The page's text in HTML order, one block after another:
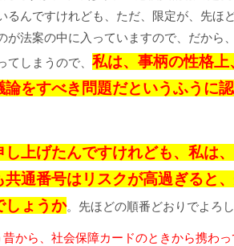
んですけれども、ただ、限定が、先ほ
法案の中に入っていますので、だから
しまうので、 私は、事柄の性格
をすべき問題だというふうに
上げたんですけれども、私は
通番号はリスクが高過ぎると
しょうか。先ほどの順番どおりでよろ
から、社会保障カードのときから携わ